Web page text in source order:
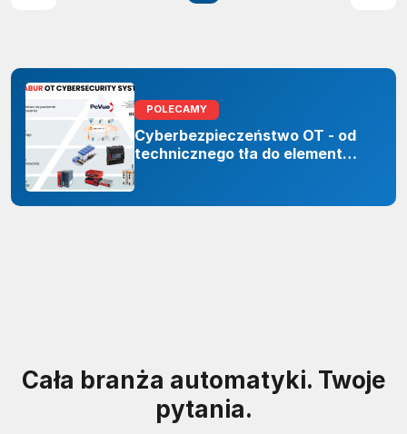
POLECAMY
Cyberbezpieczeństwo OT - od
technicznego tła do elementu
Cała branża automatyki. Twoje
pytania.